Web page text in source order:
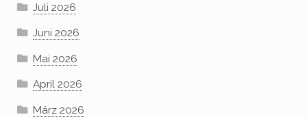
Juli 2026
Juni 2026
Mai 2026
April 2026
März 2026